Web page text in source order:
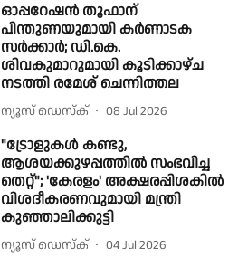
ഓപ്പറേഷൻ തൂഫാന്
പിന്തുണയുമായി കർണാടക
സർക്കാർ; ഡി.കെ.
ശിവകുമാറുമായി കൂടിക്കാഴ്ച
നടത്തി രമേശ് ചെന്നിത്തല
ന്യൂസ് ഡെസ്ക് 08 Jul 2026
"ട്രോളുകൾ കണ്ടു,
ആശയക്കുഴപ്പത്തിൽ സംഭവിച്ച
തെറ്റ്"; 'കേരളം' അക്ഷരപ്പിശകിൽ
വിശദീകരണവുമായി മന്ത്രി
കുഞ്ഞാലിക്കുട്ടി
ന്യൂസ് ഡെസ്ക് 04 Jul 2026